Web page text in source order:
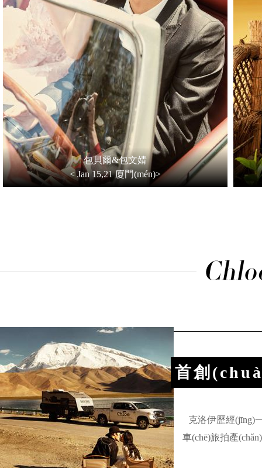
包貝爾&包文婧
< Jan 15,21 廈門(mén)>
首創
克洛伊歷經(jīng)
車(chē)旅拍產(chǎn)